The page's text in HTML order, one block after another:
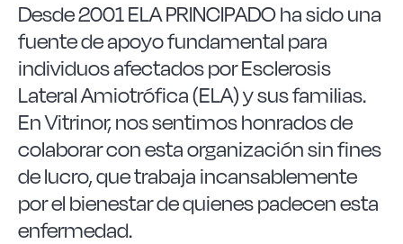
Instrucciones de seguridad
FAQ
Contacto
Desde 2001 ELA PRINCIPADO ha sido una
fuente de apoyo fundamental para
individuos afectados por Esclerosis
Lateral Amiotrófica (ELA) y sus familias.
En Vitrinor, nos sentimos honrados de
colaborar con esta organización sin fines
de lucro, que trabaja incansablemente
por el bienestar de quienes padecen esta
enfermedad.